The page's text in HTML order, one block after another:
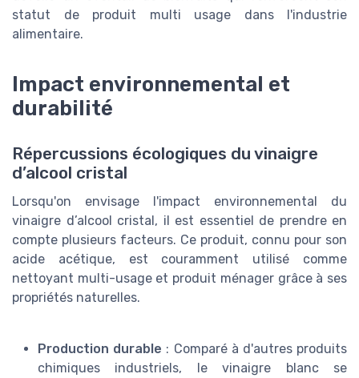
statut de produit multi usage dans l'industrie
alimentaire.
Impact environnemental et
durabilité
Répercussions écologiques du vinaigre
d’alcool cristal
Lorsqu'on envisage l'impact environnemental du
vinaigre d’alcool cristal, il est essentiel de prendre en
compte plusieurs facteurs. Ce produit, connu pour son
acide acétique, est couramment utilisé comme
nettoyant multi-usage et produit ménager grâce à ses
propriétés naturelles.
Production durable : Comparé à d'autres produits
chimiques industriels, le vinaigre blanc se